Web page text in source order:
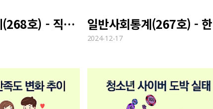
일반사회통계(268호) - 직장인의 올해 평가와 내년 기대감
2024-12-17